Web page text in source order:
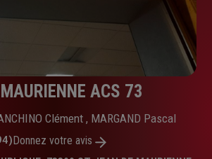
ACS 73
Clément , MARGAND Pascal
Donnez votre avis